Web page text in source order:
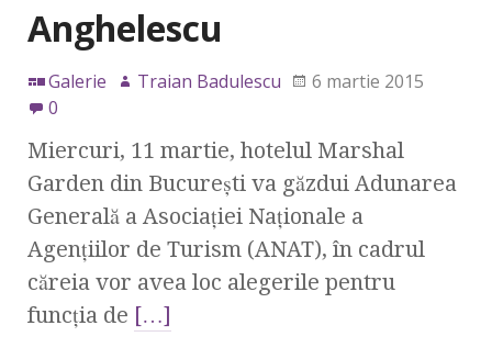
Anghelescu
Galerie Traian Badulescu
6 martie 2015
0
Miercuri, 11 martie, hotelul Marshal
Garden din Bucureşti va găzdui Adunarea
Generală a Asociaţiei Naţionale a
Agenţiilor de Turism (ANAT), în cadrul
căreia vor avea loc alegerile pentru
funcţia de […]